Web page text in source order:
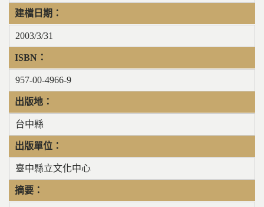
建檔日期：
2003/3/31
ISBN：
957-00-4966-9
出版地：
台中縣
出版單位：
臺中縣立文化中心
摘要：